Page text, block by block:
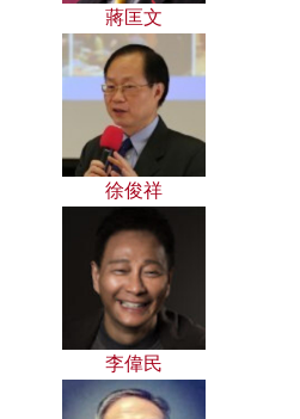
蔣匡文
徐俊祥
李偉民